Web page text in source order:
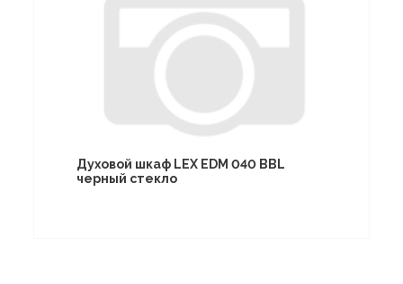
Духовой шкаф LEX EDM 040 BBL
черный стекло